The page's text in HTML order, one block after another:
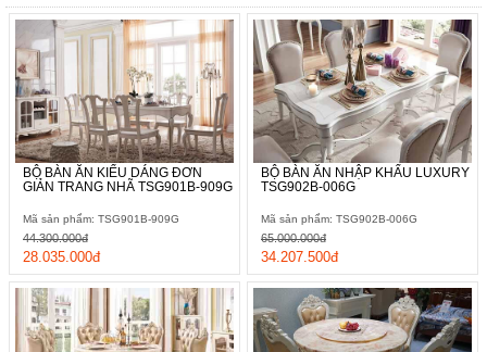
BỘ BÀN ĂN KIỂU DÁNG ĐƠN
GIẢN TRANG NHÃ TSG901B-909G
Mã sản phẩm: TSG901B-909G
28.035.000đ
44.300.000đ
BỘ BÀN ĂN NHẬP KHẨU LUXURY
TSG902B-006G
Mã sản phẩm: TSG902B-006G
34.207.500đ
65.000.000đ